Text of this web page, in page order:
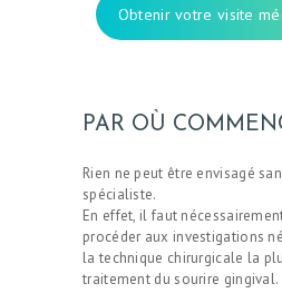
Obtenir votre visite
PAR OÙ
Rien ne peut être envisagé
spécialiste.
En effet, il faut
procéder aux investigations
la technique chirurgicale la
traitement du sourire gingival.